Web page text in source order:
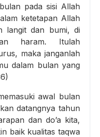
pada sisi Allah
ketetapan Allah
langit dan bumi, di
haram. Itulah
maka janganlah
dalam bulan yang
awal bulan
datangnya tahun
dan do’a kita,
baik kualitas taqwa